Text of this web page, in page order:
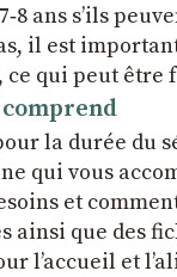
s’ils
il est
ce qui peut être
la durée du
qui vous
et
ainsi que des
l’accueil et